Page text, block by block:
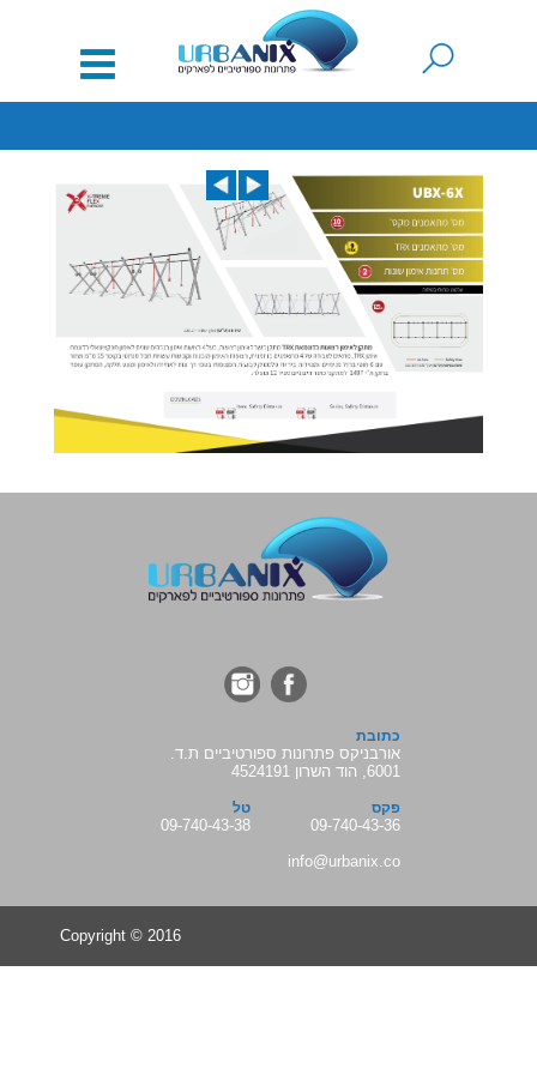
כתובת
אורבניקס פתרונות ספורטיביים ת.ד.
6001, הוד השרון 4524191
טל
09-740-43-38
פקס
09-740-43-36
info@urbanix.co
Copyright © 2016